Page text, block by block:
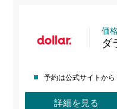
価
ダ
予約は公式サイトから
詳細を見る